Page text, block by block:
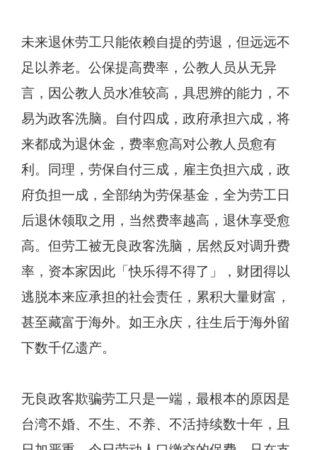
未来退休劳工只能依赖自提的劳退，但远远不
足以养老。公保提高费率，公教人员从无异
言，因公教人员水准较高，具思辨的能力，不
易为政客洗脑。自付四成，政府承担六成，将
来都成为退休金，费率愈高对公教人员愈有
利。同理，劳保自付三成，雇主负担六成，政
府负担一成，全部纳为劳保基金，全为劳工日
后退休领取之用，当然费率越高，退休享受愈
高。但劳工被无良政客洗脑，居然反对调升费
率，资本家因此「快乐得不得了」，财团得以
逃脱本来应承担的社会责任，累积大量财富，
甚至藏富于海外。如王永庆，往生后于海外留
下数千亿遗产。
无良政客欺骗劳工只是一端，最根本的原因是
台湾不婚、不生、不养、不活持续数十年，且